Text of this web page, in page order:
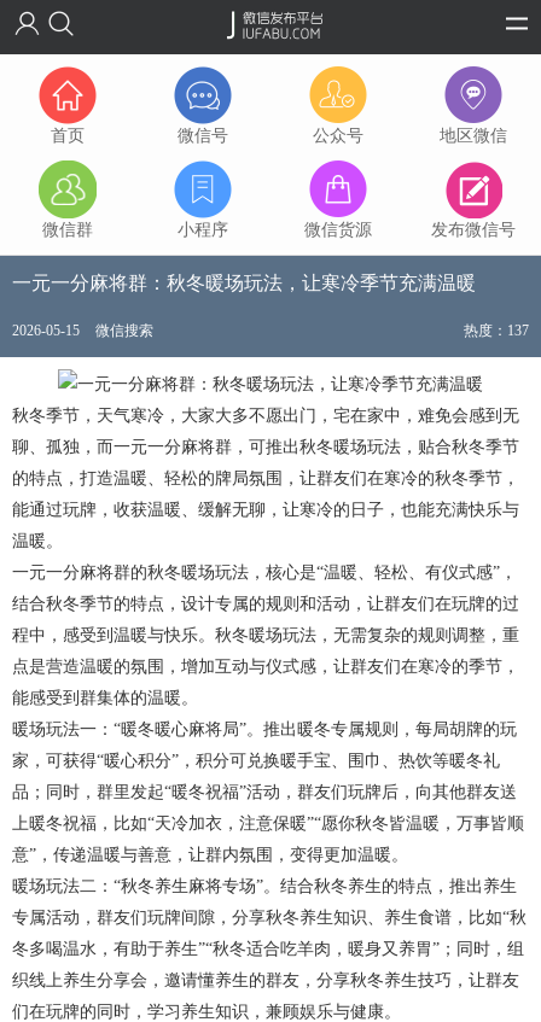
首页 微信号 公众号 地区微信
微信群 小程序 微信货源 发布微信号
一元一分麻将群：秋冬暖场玩法，让寒冷季节充满温暖
2026-05-15 微信搜索 热度：137
秋冬季节，天气寒冷，大家大多不愿出门，宅在家中，难免会感到无
聊、孤独，而一元一分麻将群，可推出秋冬暖场玩法，贴合秋冬季节
的特点，打造温暖、轻松的牌局氛围，让群友们在寒冷的秋冬季节，
能通过玩牌，收获温暖、缓解无聊，让寒冷的日子，也能充满快乐与
温暖。
一元一分麻将群的秋冬暖场玩法，核心是“温暖、轻松、有仪式感”，
结合秋冬季节的特点，设计专属的规则和活动，让群友们在玩牌的过
程中，感受到温暖与快乐。秋冬暖场玩法，无需复杂的规则调整，重
点是营造温暖的氛围，增加互动与仪式感，让群友们在寒冷的季节，
能感受到群集体的温暖。
暖场玩法一：“暖冬暖心麻将局”。推出暖冬专属规则，每局胡牌的玩
家，可获得“暖心积分”，积分可兑换暖手宝、围巾、热饮等暖冬礼
品；同时，群里发起“暖冬祝福”活动，群友们玩牌后，向其他群友送
上暖冬祝福，比如“天冷加衣，注意保暖”“愿你秋冬皆温暖，万事皆顺
意”，传递温暖与善意，让群内氛围，变得更加温暖。
暖场玩法二：“秋冬养生麻将专场”。结合秋冬养生的特点，推出养生
专属活动，群友们玩牌间隙，分享秋冬养生知识、养生食谱，比如“秋
冬多喝温水，有助于养生”“秋冬适合吃羊肉，暖身又养胃”；同时，组
织线上养生分享会，邀请懂养生的群友，分享秋冬养生技巧，让群友
们在玩牌的同时，学习养生知识，兼顾娱乐与健康。